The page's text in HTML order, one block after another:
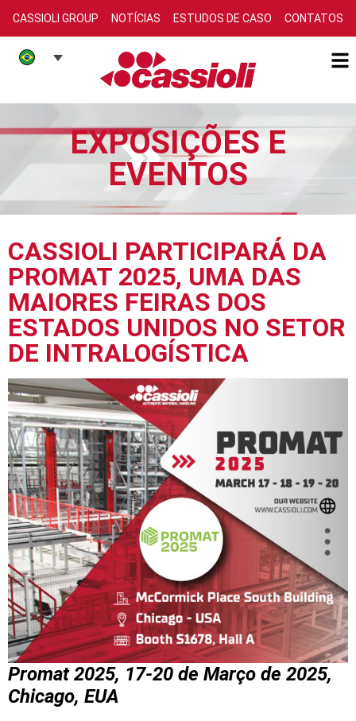
CASSIOLI GROUP NOTÍCIAS ESTUDOS DE CASO CONTATOS
EXPOSIÇÕES E
EVENTOS
CASSIOLI PARTICIPARÁ DA
PROMAT 2025, UMA DAS
MAIORES FEIRAS DOS
ESTADOS UNIDOS NO SETOR
DE INTRALOGÍSTICA
Promat 2025, 17-20 de Março de 2025,
Chicago, EUA